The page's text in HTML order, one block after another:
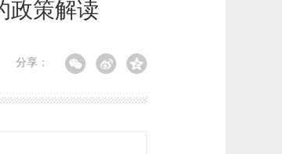
政策解读
分享：